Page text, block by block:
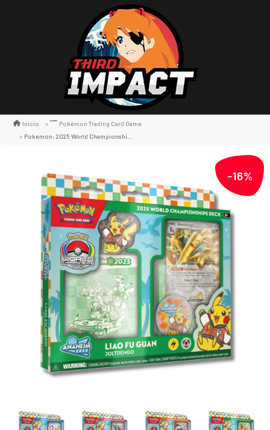
Inicio
Pokémon Trading Card Game
Pokemon: 2025 World Championship Deck
-16%